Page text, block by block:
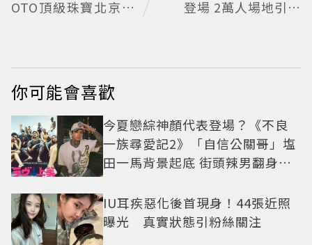
OTO頂級珠寶北京亞
登場 2萬人場地引關
你可能會喜歡
今夏戀綜神顏代表登場？《不良
一族尋愛記2》「自信公關哥」塩
田一馬背景起底 街頭辣男翻身當
IU耳疾惡化後首現身！44張近照
曝光 真實狀態引粉絲關注